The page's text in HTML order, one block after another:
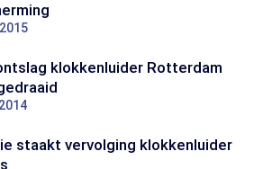
klokkenluider Rotterdam
staakt vervolging klokkenluider